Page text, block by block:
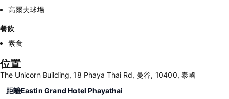
高爾夫球場
餐飲
素食
位置
The Unicorn Building, 18 Phaya Thai Rd, 曼谷, 10400, 泰國
距離Eastin Grand Hotel Phayathai